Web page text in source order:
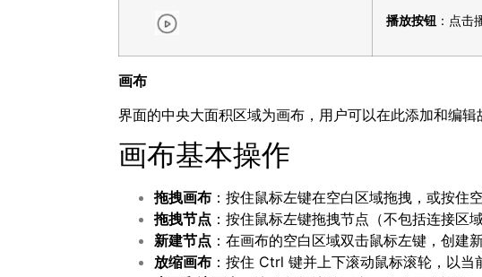
播放按钮 ：点击
画布
界面的中央大面积区域为画布，用户可以在此添加和编辑
画布基本操作
拖拽画布 ：按住鼠标左键在空白区域拖拽，或按住
拖拽节点 ：按住鼠标左键拖拽节点（不包括连接区域
新建节点 ：在画布的空白区域双击鼠标左键，创建新
放缩画布 ：按住 Ctrl 键并上下滚动鼠标滚轮，以当